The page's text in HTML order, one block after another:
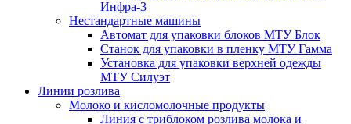
Инфра-3
Нестандартные машины
Автомат для упаковки блоков МТУ Блок
Станок для упаковки в пленку МТУ Гамма
Установка для упаковки верхней одежды
МТУ Силуэт
Линии розлива
Молоко и кисломолочные продукты
Линия с триблоком розлива молока и